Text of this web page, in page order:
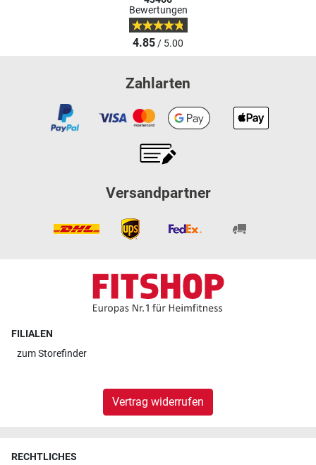
Bewertungen
4.85/ 5.00
Zahlarten
Versandpartner
FILIALEN
zumStorefinder
Vertrag widerrufen
RECHTLICHES